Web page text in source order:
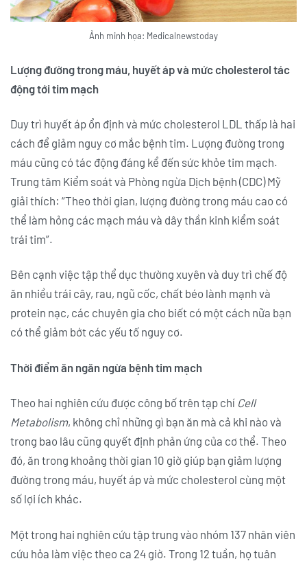
Ảnh minh họa: Medicalnewstoday
Lượng đường trong máu, huyết áp và mức cholesterol tác
động tới tim mạch
Duy trì huyết áp ổn định và mức cholesterol LDL thấp là hai
cách để giảm nguy cơ mắc bệnh tim. Lượng đường trong
máu cũng có tác động đáng kể đến sức khỏe tim mạch.
Trung tâm Kiểm soát và Phòng ngừa Dịch bệnh (CDC) Mỹ
giải thích: “Theo thời gian, lượng đường trong máu cao có
thể làm hỏng các mạch máu và dây thần kinh kiểm soát
trái tim”.
Bên cạnh việc tập thể dục thường xuyên và duy trì chế độ
ăn nhiều trái cây, rau, ngũ cốc, chất béo lành mạnh và
protein nạc, các chuyên gia cho biết có một cách nữa bạn
có thể giảm bớt các yếu tố nguy cơ.
Thời điểm ăn ngăn ngừa bệnh tim mạch
Theo hai nghiên cứu được công bố trên tạp chí Cell
Metabolism, không chỉ những gì bạn ăn mà cả khi nào và
trong bao lâu cũng quyết định phản ứng của cơ thể. Theo
đó, ăn trong khoảng thời gian 10 giờ giúp bạn giảm lượng
đường trong máu, huyết áp và mức cholesterol cùng một
số lợi ích khác.
Một trong hai nghiên cứu tập trung vào nhóm 137 nhân viên
cứu hỏa làm việc theo ca 24 giờ. Trong 12 tuần, họ tuân